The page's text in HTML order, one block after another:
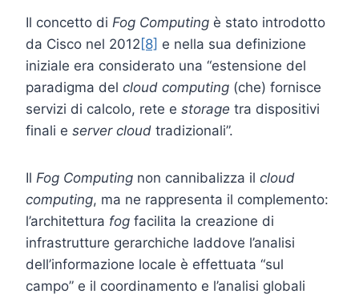
Il concetto di Fog Computing è stato introdotto
da Cisco nel 2012 [8] e nella sua definizione
iniziale era considerato una “estensione del
paradigma del cloud computing (che) fornisce
servizi di calcolo, rete e storage tra dispositivi
finali e server cloud tradizionali”.
Il Fog Computing non cannibalizza il cloud
computing, ma ne rappresenta il complemento:
l’architettura fog facilita la creazione di
infrastrutture gerarchiche laddove l’analisi
dell’informazione locale è effettuata “sul
campo” e il coordinamento e l’analisi globali